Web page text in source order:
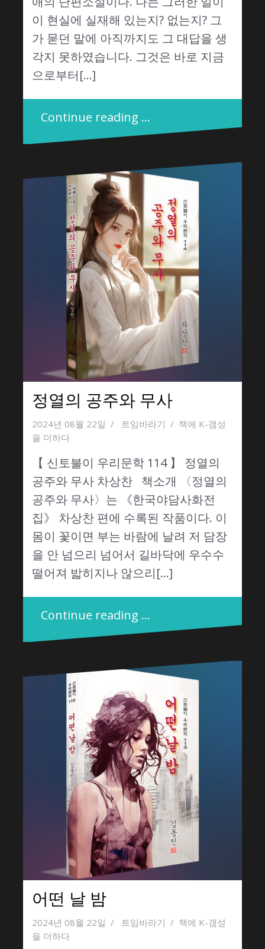
이 현실에 실재해 있는지? 없는지? 그
가 묻던 말에 아직까지도 그 대답을 생
각지 못하였습니다. 그것은 바로 지금
으로부터[…]
Continue reading …
정열의 공주와 무사
2024년 08월 22일 트임바라기
책에 K-갬성
을 더하다
【 신토불이 우리문학 114 】 정열의
공주와 무사 차상찬 책소개 〈정열의
공주와 무사〉는 《한국야담사화전
집》 차상찬 편에 수록된 작품이다. 이
몸이 꽃이면 부는 바람에 날려 저 담장
을 안 넘으리 넘어서 길바닥에 우수수
떨어져 밟히지나 않으리[…]
Continue reading …
어떤 날 밤
2024년 08월 22일 트임바라기
책에 K-갬성
을 더하다